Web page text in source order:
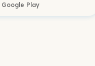
Google Play